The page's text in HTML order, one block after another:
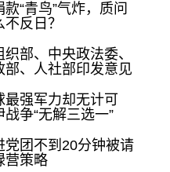
“青鸟”气炸，质问
反日？
部、中央政法委、
部、人社部印发意见
强军力却无计可
争“无解三选一”
党团不到20分钟被请
营策略